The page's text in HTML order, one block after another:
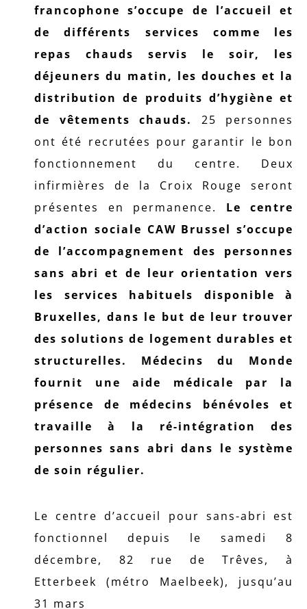
francophone s’occupe de l’accueil et
de différents services comme les
repas chauds servis le soir, les
déjeuners du matin, les douches et la
distribution de produits d’hygiène et
de vêtements chauds.
25 personnes
ont été recrutées pour garantir le bon
fonctionnement du centre. Deux
infirmières de la Croix Rouge seront
présentes en permanence. Le centre
d’action sociale CAW Brussel s’occupe
de l’accompagnement des personnes
sans abri et de leur orientation vers
les services habituels disponible à
Bruxelles, dans le but de leur trouver
des solutions de logement durables et
structurelles.
Médecins du Monde
fournit une aide médicale par la
présence de médecins bénévoles et
travaille à la ré-intégration des
personnes sans abri dans le système
de soin régulier.
Le centre d’accueil pour sans-abri est
fonctionnel depuis le samedi 8
décembre, 82 rue de Trêves, à
Etterbeek (métro Maelbeek), jusqu’au
31 mars